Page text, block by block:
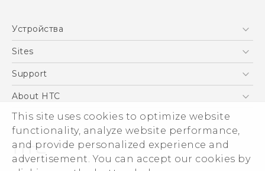
This site uses cookies to optimize website
functionality, analyze website performance,
and provide personalized experience and
advertisement. You can accept our cookies by
Русский - Руководство по безопасности и
Қазақ - Пайдаланушы нұсқаулығы
Қазақ - Қауіпсіздік және нормативтік
English - User manual
Устройства
5G
EXODUS
VIVE
Sites
HTC Dev
Support
ПОДДЕРЖКА
About HTC
ESG
Инвестирование
Политика конфиденциальности